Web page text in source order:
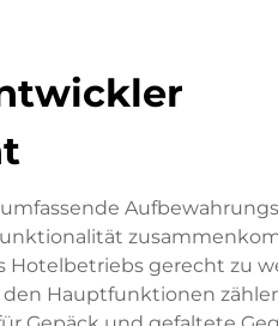
gerecht zu
den Hauptfunktionen